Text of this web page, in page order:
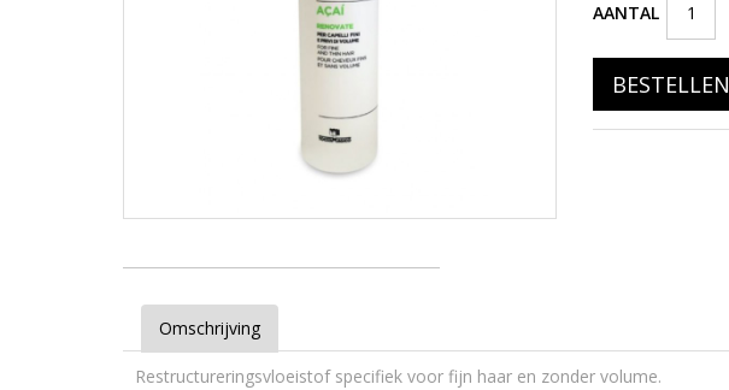
AANTAL
BESTELLEN
Omschrijving
Restructureringsvloeistof specifiek voor fijn haar en zonder volume.